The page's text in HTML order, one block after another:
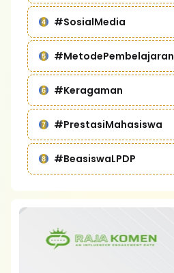
#SosialMedia
#MetodePembelajaran
#Keragaman
#PrestasiMahasiswa
#BeasiswaLPDP